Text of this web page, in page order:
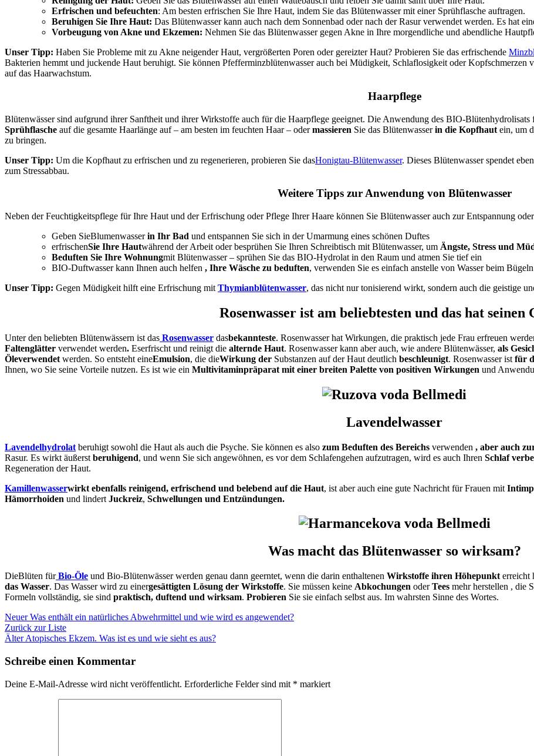
Erfrischen und befeuchten: Am besten erfrischen Sie Ihre Haut, indem Sie das Blütenwasser mit einer Sprühflasche auftragen.
Beruhigen Sie Ihre Haut: Das Blütenwasser kann auch nach dem Sonnenbad oder nach der Rasur verwendet werden. Es hat
Vorbeugung von Akne und Ekzemen: Nehmen Sie das Blütenwasser gegen Akne in Ihre morgendliche und abendliche
Unser Tipp: Haben Sie Probleme mit zu Akne neigender Haut, vergrößerten Poren oder gereizter Haut? Probieren Sie das erfrischende
Bakterien hemmt und juckende Haut beruhigt. Sie können Pfefferminzblütenwasser auch bei Müdigkeit, Schlaflosigkeit oder Kopfschmerzen
auf das Haarwachstum.
Haarpflege
Blütenwässer sind aufgrund ihrer Sanftheit und ihrer Wirkstoffe auch für die Haarpflege geeignet. Die Anwendung des BIO-Blütenhydrolisats
Sprühflasche auf die gesamte Haarlänge auf – am besten im feuchten Haar – odermassieren Sie das Blütenwasserin die Kopfhaut ein, um
zu bringen.
Unser Tipp: Um die Kopfhaut zu erfrischen und zu regenerieren, probieren Sie dasHonigtau-Blütenwasser. Dieses Blütenwasser spendet
zum Stressabbau.
Weitere Tipps zur Anwendung von Blütenwasser
Neben der Feuchtigkeitspflege für Ihre Haut und der Erfrischung oder Pflege Ihrer Haare können Sie Blütenwasser auch zur Entspannung
Geben SieBlumenwasserin Ihr Bad und entspannen Sie sich in der Umarmung eines schönen Duftes
erfrischenSie Ihre Hautwährend der Arbeit oder besprühen Sie Ihren Schreibtisch mit Blütenwasser, um Ängste, Stress und
Beduften Sie Ihre Wohnungmit Blütenwasser– sprühen Sie das BIO-Hydrolat in den Raum und atmen Sie tiefein
BIO-Duftwasser kann Ihnen auch helfen , Ihre Wäsche zu beduften, verwenden Sie es einfach anstelle von Wasser beim Bügeln
Unser Tipp: Gegen Müdigkeit hilft eine Erfrischung mit Thymianblütenwasser, das nicht nur tonisierend wirkt, sondern auch die geistige
Rosenwasser ist am beliebtesten und das hat seinen
Unter den beliebten Blütenwässern ist das Rosenwasser dasbekannteste. Rosenwasser hat Wirkungen, die praktisch jede Frau erfreuen
Faltenglätter verwendet werden. Eserfrischt und reinigt die alternde Haut. Rosenwasser kann aberauch, wie andere Blütenwässer, als
Öleverwendet werden. So entsteht eineEmulsion, die dieWirkung der Substanzen auf der Haut deutlich beschleunigt. Rosenwasser ist für
Ihnen, wo Sie seine Vorteile nutzen. Es ist wie ein Multivitaminpräparat mit einer breiten Palette von positiven Wirkungen und
Lavendelwasser
Lavendelhydrolat beruhigt sowohl die Haut als auch die Psyche. Sie können es also zum Beduften des Bereichs verwenden , aber auch
Rasur. Es wirkt äußerst beruhigend, und wenn Sie sich angewöhnen, es vor dem Schlafengehen aufzutragen, wird es auch Ihren Schlaf
Regeneration der Haut.
Kamillenwasserwirkt ebenfalls reinigend, erfrischend und belebend auf die Haut, ist aber auch eine gute Nachricht für Frauen mit
Hämorrhoiden und lindert Juckreiz, Schwellungen und Entzündungen.
Was macht das Blütenwasser so wirksam?
DieBlüten für Bio-Öle und Bio-Blütenwässer werden genau dann geerntet, wenn die darin enthaltenen Wirkstoffe ihren Höhepunkt erreicht
das Wasser. Das Wasserwird zu einergesättigten Lösung der Wirkstoffe. Sie müssen keine Abkochungen oderTees mehr herstellen , die
Formeln vollständig, sie sind praktisch, duftend und wirksam. Probieren Sie sie einfach selbst aus. Im wahrsten Sinne des Wortes.
Neuer Was enthält ein natürliches Abwehrmittel und wie wird es angewendet?
Zurück zur Liste
Älter Atopisches Ekzem. Was ist es und wie sieht es aus?
Schreibe einen Kommentar
Deine E-Mail-Adresse wird nicht veröffentlicht. Erforderliche Felder sind mit * markiert